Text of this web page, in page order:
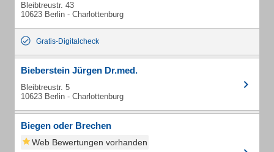
Bleibtreustr. 43
10623 Berlin - Charlottenburg
Gratis-Digitalcheck
Bieberstein Jürgen Dr.med.
Bleibtreustr. 5
10623 Berlin - Charlottenburg
Biegen oder Brechen
Web Bewertungen vorhanden